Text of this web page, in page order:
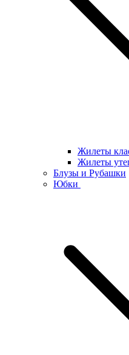
Жилеты
Жилеты
Блузы и Рубашки
Юбки